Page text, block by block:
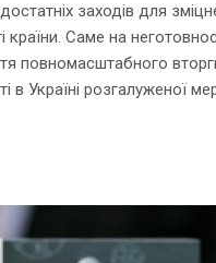
заходів для
країни. Саме на
повномасштабного
в Україні розгалуженої